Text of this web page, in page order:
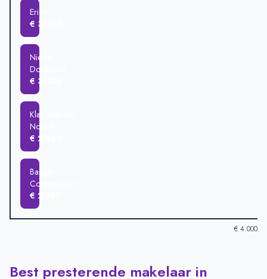
Erica
€ 3.082
Nieuw-
Dordrecht
€ 3.039
Klazienaveen-
Noord
€ 2.863
Barger-
Compascuum
€ 2.587
€ 4.000
Verkoopprijzen in andere plaatsen per m2-Afgelopen 3
Best presterende makelaar in